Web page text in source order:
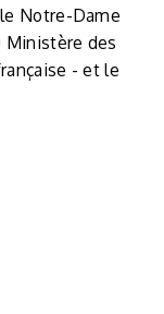
Notre-Dame
Ministère des
- et le